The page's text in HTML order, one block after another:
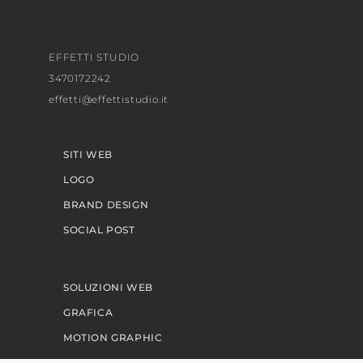
EFFETTI STUDIO
3470172242
effetti@effettistudio.it
SITI WEB
LOGO
BRAND DESIGN
SOCIAL POST
SOLUZIONI WEB
GRAFICA
MOTION GRAPHIC